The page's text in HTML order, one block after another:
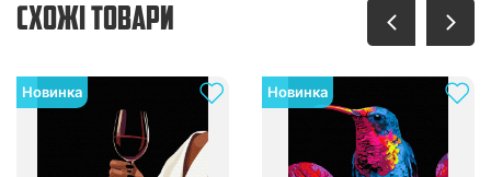
СХОЖІ ТОВАРИ
Новинка Новинка